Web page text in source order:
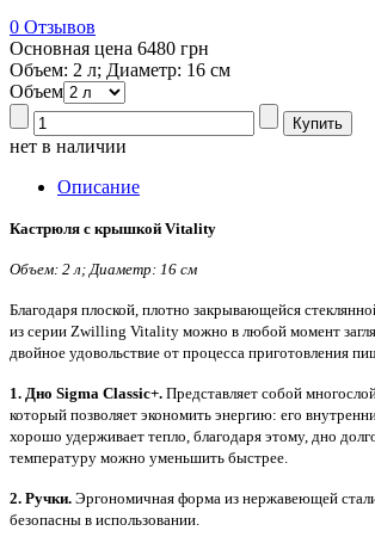
0 Отзывов
Основная цена 6480 грн
Объем: 2 л; Диаметр: 16 см
Объем
нет в наличии
Описание
Кастрюля с крышкой Vitality
Объем: 2 л; Диаметр: 16 см
Благодаря плоской, плотно закрывающейся
из серии Zwilling Vitality можно в любой момент
двойное удовольствие от процесса приготовления
1. Дно Sigma Classic+. Представляет собой
который позволяет экономить энергию: его
хорошо удерживает тепло, благодаря этому, дно
температуру можно уменьшить быстрее.
2. Ручки. Эргономичная форма из нержавеющей
безопасны в использовании.